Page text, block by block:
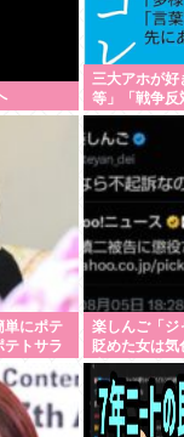
三大アホが
等」「戦争反
単にポテ
テトサラ
」
楽しんご「ジ
貶めた女は
癖にフェラす
なんだな！
るだろ」